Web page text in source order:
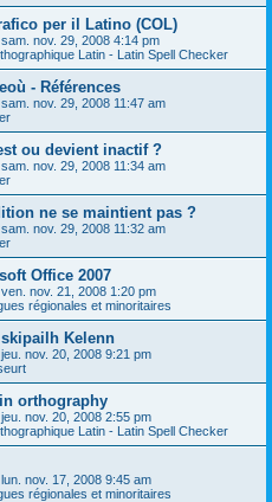
per il Latino (COL)
sam. nov. 29, 2008 4:14 pm
Latin - Latin Spell Checker
- Références
sam. nov. 29, 2008 11:47 am
ou devient inactif ?
sam. nov. 29, 2008 11:34 am
ne se maintient pas ?
sam. nov. 29, 2008 11:32 am
Office 2007
ven. nov. 21, 2008 1:20 pm
régionales et minoritaires
Kelenn
jeu. nov. 20, 2008 9:21 pm
orthography
jeu. nov. 20, 2008 2:55 pm
Latin - Latin Spell Checker
lun. nov. 17, 2008 9:45 am
régionales et minoritaires